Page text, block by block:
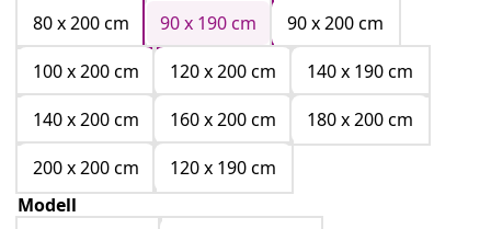
80 x 200 cm
90 x 190 cm
90 x 200 cm
100 x 200 cm
120 x 200 cm
140 x 190 cm
140 x 200 cm
160 x 200 cm
180 x 200 cm
200 x 200 cm
120 x 190 cm
Modell